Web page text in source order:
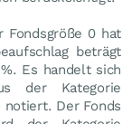
Fondsgröße 0 hat
beträgt
Es handelt sich
der Kategorie
notiert. Der Fonds